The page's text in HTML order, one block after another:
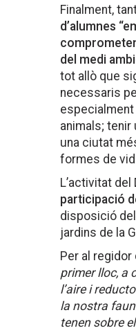
Finalment,
d’alumnes
del medi
tot allò que
necessaris
animals; tenir
una ciutat
formes de
L’activitat del
participació
disposició
jardins de la
Per al regidor
primer lloc, a
l’aire i
la nostra
tenen sobre